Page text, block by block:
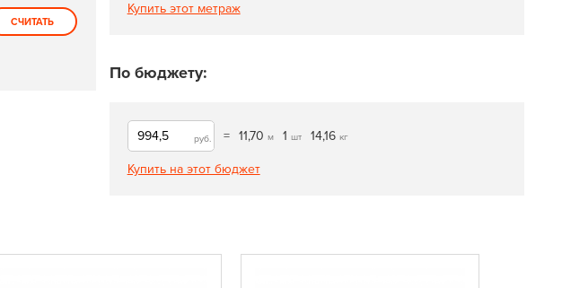
СЧИТАТЬ
Купить этот метраж
По бюджету:
руб. = 11,70 м 1 шт 14,16 кг
Купить на этот бюджет